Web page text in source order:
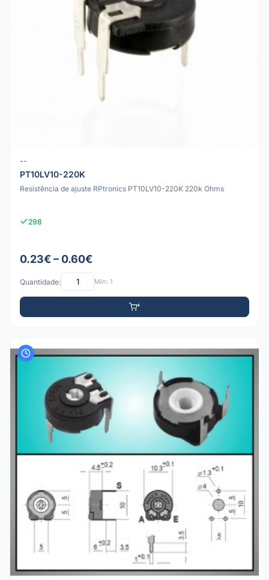
--
PT10LV10-220K
Resistência de ajuste RPtronics PT10LV10-220K 220k Ohms
298
0.23€ – 0.60€
Quantidade: Mín: 1